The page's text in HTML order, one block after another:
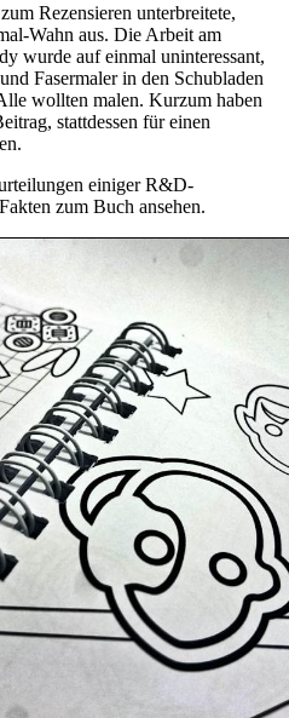
Rezensieren unterbreitete,
Wahn aus. Die Arbeit am
wurde auf einmal uninteressant,
Fasermaler in den Schubladen
wollten malen. Kurzum haben
stattdessen für einen
einiger R&D-
zum Buch ansehen.